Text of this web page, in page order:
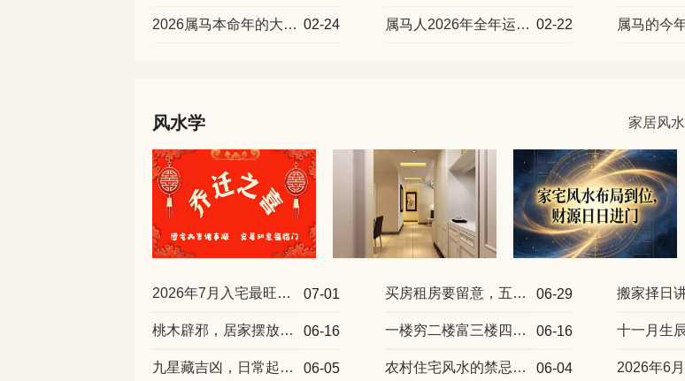
2026属马本命年的大忌颜色，避免这些颜色影响运势 02-24 属马人2026年全年运势运程 2026年属马人全年度运势 02-22
风水学 家居风水
2026年7月入宅最旺日子一览 07-01 买房租房要留意，五种房子越住越穷千万别选 06-29
桃木辟邪，居家摆放位置详细讲解 06-16 一楼穷二楼富三楼四楼有官做的说法 06-16
九星藏吉凶，日常起居看准方位 06-05 农村住宅风水的禁忌千万别犯，否则家运难兴 06-04